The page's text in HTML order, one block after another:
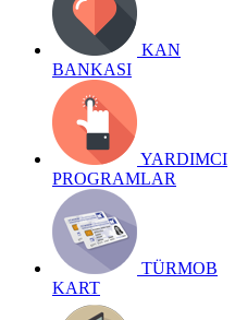
KAN
BANKASI
YARDIMCI
PROGRAMLAR
TÜRMOB
KART